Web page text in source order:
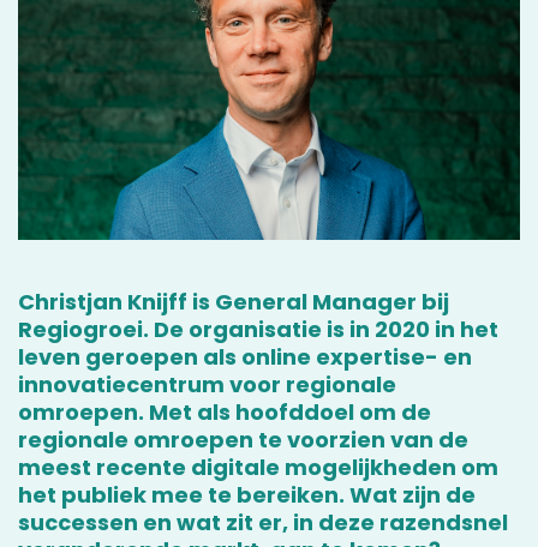
Christjan Knijff is General Manager bij
Regiogroei. De organisatie is in 2020 in het
leven geroepen als online expertise- en
innovatiecentrum voor regionale
omroepen. Met als hoofddoel om de
regionale omroepen te voorzien van de
meest recente digitale mogelijkheden om
het publiek mee te bereiken. Wat zijn de
successen en wat zit er, in deze razendsnel